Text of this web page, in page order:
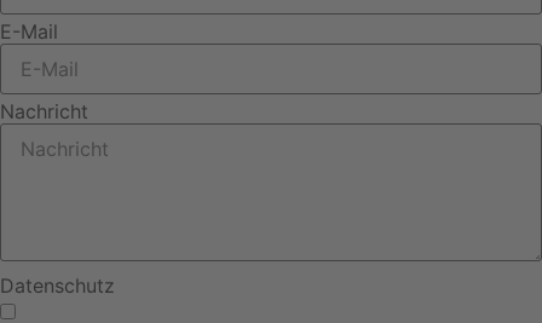
E-Mail
Nachricht
Datenschutz